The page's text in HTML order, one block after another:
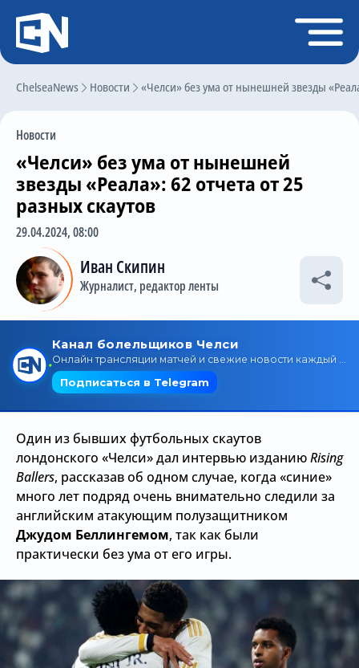
ChelseaNews Новости «Челси» без ума от нынешней звезды
Новости
«Челси» без ума от нынешней
звезды «Реала»: 62 отчета от 25
разных скаутов
29.04.2024, 08:00
Иван Скипин
Журналист, редактор ленты
Один из бывших футбольных скаутов
лондонского «Челси» дал интервью изданиюRising
Ballers, рассказав об одном случае, когда «синие»
много лет подряд очень внимательно следили за
английским атакующим полузащитником
Джудом Беллингемом, так как были
практически без ума от его игры.
Регистрация
Главная
Трансферы
Слухи
История Челси
Статистика
Календарь игр
Поиск по сайту
Трансляции
О сайте
Контакты